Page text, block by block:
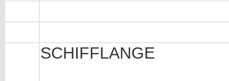
SCHIFFLANGE